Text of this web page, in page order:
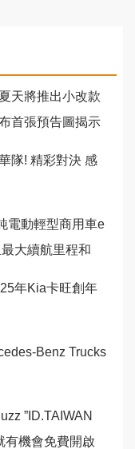
天將推出小改款
首張預告圖揭示
隊! 精彩對決 感
電動輕型商用車e
大續航里程和
年Kia卡旺創年
Benz Trucks
”ID.TAIWAN
有機會免費開啟